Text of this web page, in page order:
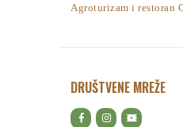
Agroturizam i restoran
DRUŠTVENE MREŽE